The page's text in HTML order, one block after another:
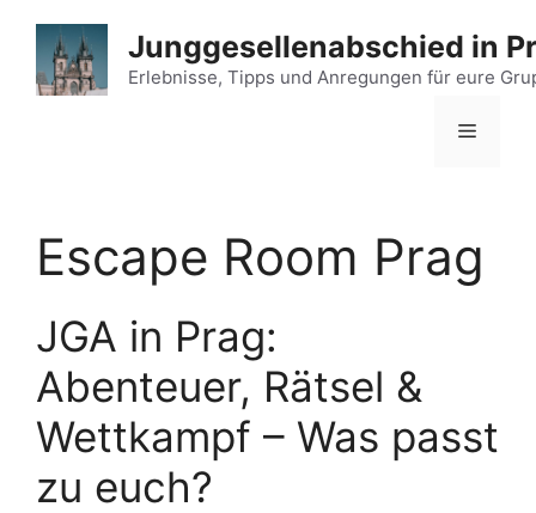
Inhalt
springen
Junggesellenabschied in
Erlebnisse, Tipps und Anregungen für eure
Menü
Escape Room Prag
JGA in Prag:
Abenteuer, Rätsel &
Wettkampf – Was passt
zu euch?